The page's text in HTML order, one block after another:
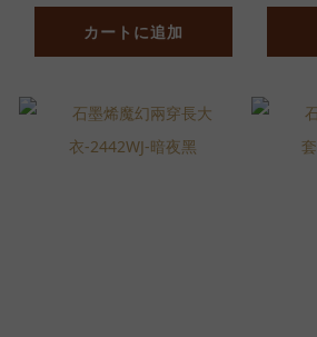
カートに追加